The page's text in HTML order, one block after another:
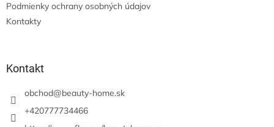
Podmienky ochrany osobných údajov
Kontakty
Kontakt
obchod@beauty-home.sk
+420777734466